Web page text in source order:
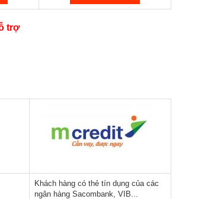
trợ
Khách hàng có thẻ tín dụng của các
ngân hàng Sacombank, VIB...